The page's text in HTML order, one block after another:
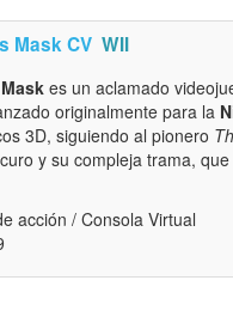
Mask CV WII
es un aclamado
originalmente para la
3D, siguiendo al pionero
y su compleja trama,
acción / Consola Virtual